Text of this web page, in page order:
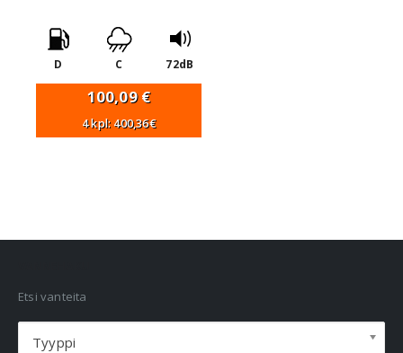
D C 72dB
100,09€
4 kpl: 400,36€
Etsi vanteita
Tyyppi